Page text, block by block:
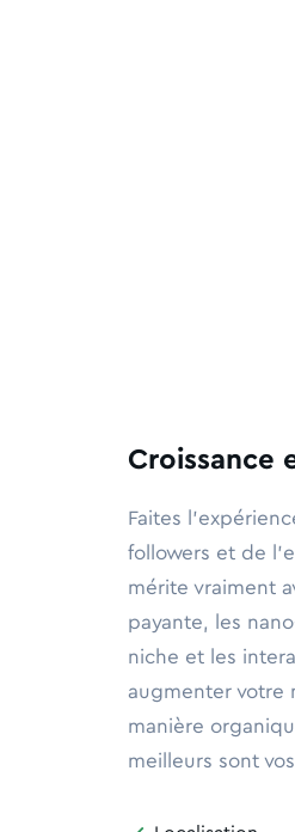
Croissance
Faites
followers et de
mérite vraiment
payante, les
niche et les
augmenter votre
manière
meilleurs sont